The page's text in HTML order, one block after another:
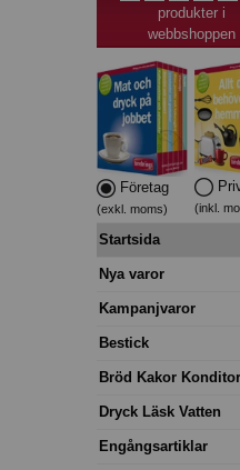
produkter i
webbshoppen
Företag
(exkl. moms) (inkl.
Startsida
Nya varor
Kampanjvaror
Bestick
Bröd Kakor
Dryck Läsk Vatten
Engångsartiklar